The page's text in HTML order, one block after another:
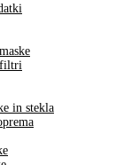
in stekla